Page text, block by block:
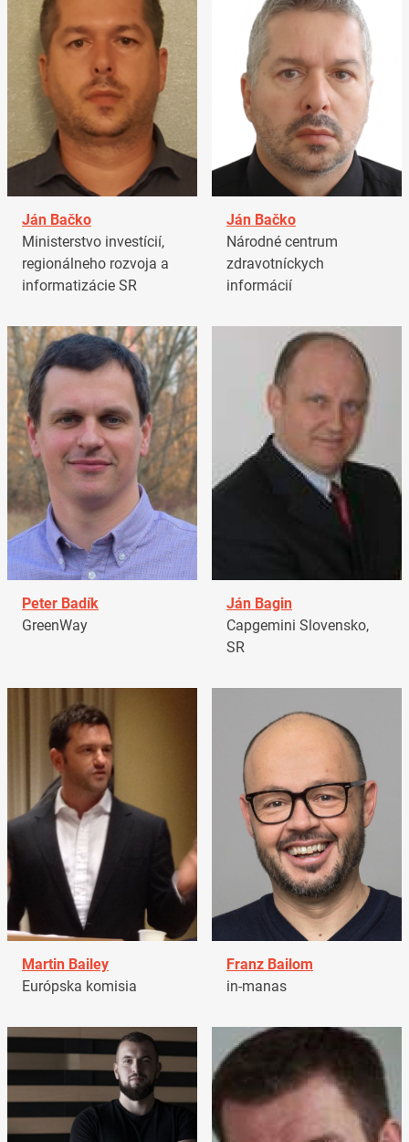
Ján Bačko
Ministerstvo investícií,
regionálneho rozvoja a
informatizácie SR
Ján Bačko
Národné centrum
zdravotníckych
informácií
Peter Badík
GreenWay
Ján Bagin
Capgemini Slovensko,
SR
Martin Bailey
Európska komisia
Franz Bailom
in-manas